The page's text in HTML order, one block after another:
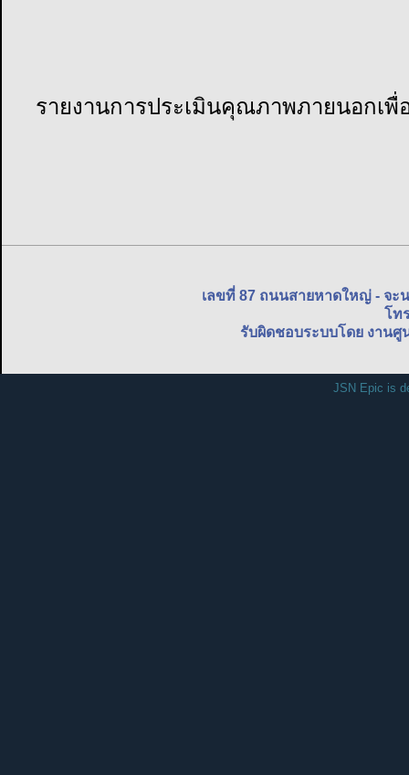
รายงานการประเมินคุณภาพภายนอกเ
เลขที่ 87 ถนนสายหาดใหญ่ - จ
โท
รับผิดชอบระบบโดย งาน
JSN Epic is